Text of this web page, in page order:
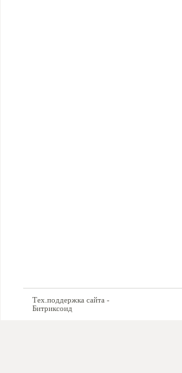
Тех.поддержка сайта -
Битриксоид